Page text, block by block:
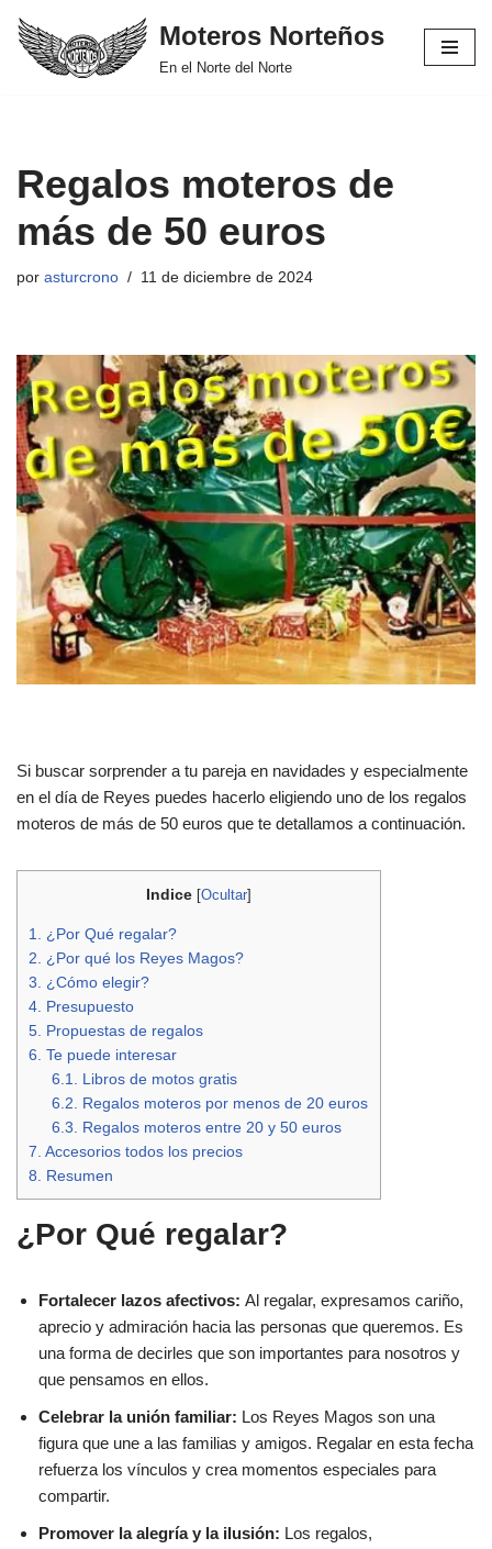
Saltar
Moteros Norteños
En el Norte del Norte
Regalos moteros de
más de 50 euros
por asturcrono 11 de diciembre de 2024
Si buscar sorprender a tu pareja en navidades y especialmente
en el día de Reyes puedes hacerlo eligiendo uno de los regalos
moteros de más de 50 euros que te detallamos a continuación.
Indice [Ocultar]
1. ¿Por Qué regalar?
2. ¿Por qué los Reyes Magos?
3. ¿Cómo elegir?
4. Presupuesto
5. Propuestas de regalos
6. Te puede interesar
6.1. Libros de motos gratis
6.2. Regalos moteros por menos de 20 euros
6.3. Regalos moteros entre 20 y 50 euros
7. Accesorios todos los precios
8. Resumen
¿Por Qué regalar?
Fortalecer lazos afectivos: Al regalar, expresamos cariño,
aprecio y admiración hacia las personas que queremos. Es
una forma de decirles que son importantes para nosotros y
que pensamos en ellos.
Celebrar la unión familiar: Los Reyes Magos son una
figura que une a las familias y amigos. Regalar en esta fecha
refuerza los vínculos y crea momentos especiales para
compartir.
Promover la alegría y la ilusión: Los regalos,